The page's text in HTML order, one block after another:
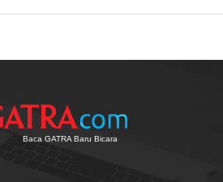
Baca GATRA Baru Bicara